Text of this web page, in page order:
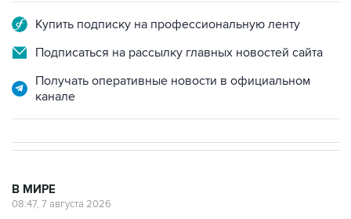
Купить подписку на профессиональную ленту
Подписаться на рассылку главных новостей сайта
Получать оперативные новости в официальном
канале
В МИРЕ
08:47, 7 августа 2026